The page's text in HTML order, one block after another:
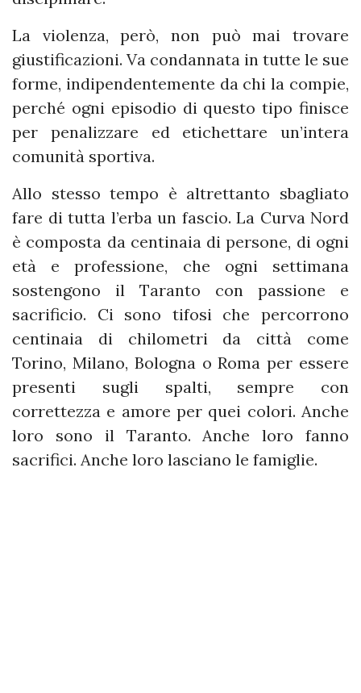
La violenza, però, non può mai trovare
giustificazioni. Va condannata in tutte le sue
forme, indipendentemente da chi la compie,
perché ogni episodio di questo tipo finisce
per penalizzare ed etichettare un’intera
comunità sportiva.
Allo stesso tempo è altrettanto sbagliato
fare di tutta l’erba un fascio. La Curva Nord
è composta da centinaia di persone, di ogni
età e professione, che ogni settimana
sostengono il Taranto con passione e
sacrificio. Ci sono tifosi che percorrono
centinaia di chilometri da città come
Torino, Milano, Bologna o Roma per essere
presenti sugli spalti, sempre con
correttezza e amore per quei colori. Anche
loro sono il Taranto. Anche loro fanno
sacrifici. Anche loro lasciano le famiglie.